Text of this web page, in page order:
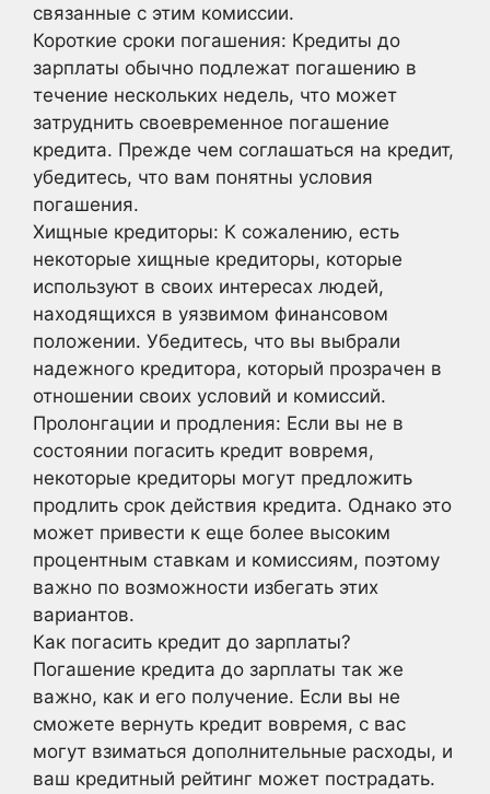
связанные с этим комиссии.
Короткие сроки погашения: Кредиты до
зарплаты обычно подлежат погашению в
течение нескольких недель, что может
затруднить своевременное погашение
кредита. Прежде чем соглашаться на кредит,
убедитесь, что вам понятны условия
погашения.
Хищные кредиторы: К сожалению, есть
некоторые хищные кредиторы, которые
используют в своих интересах людей,
находящихся в уязвимом финансовом
положении. Убедитесь, что вы выбрали
надежного кредитора, который прозрачен в
отношении своих условий и комиссий.
Пролонгации и продления: Если вы не в
состоянии погасить кредит вовремя,
некоторые кредиторы могут предложить
продлить срок действия кредита. Однако это
может привести к еще более высоким
процентным ставкам и комиссиям, поэтому
важно по возможности избегать этих
вариантов.
Как погасить кредит до зарплаты?
Погашение кредита до зарплаты так же
важно, как и его получение. Если вы не
сможете вернуть кредит вовремя, с вас
могут взиматься дополнительные расходы, и
ваш кредитный рейтинг может пострадать.